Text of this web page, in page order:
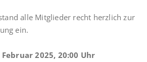
alle Mitglieder recht herzlich zur
ein.
2025, 20:00 Uhr